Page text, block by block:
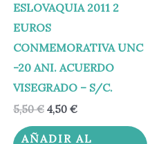
ESLOVAQUIA 2011 2
EUROS
CONMEMORATIVA UNC
-20 ANI. ACUERDO
VISEGRADO – S/C.
5,50€ 4,50 €
AÑADIR AL